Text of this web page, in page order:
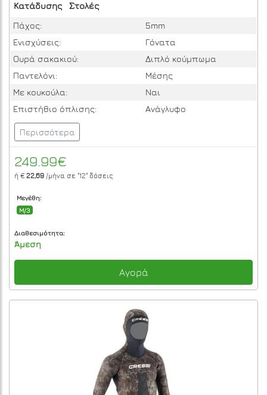
Κατάδυσης
Στολές
Πάχος:
5mm
Ενισχύσεις:
Γόνατα
Ουρά σακακιού:
Διπλό κούμπωμα
Παντελόνι:
Μέσης
Με κουκούλα:
Ναι
Επιστήθιο όπλισης:
Ανάγλυφο
Περισσότερα
249.99€
ή € 22,69 /μήνα σε "12" δόσεις
Μεγέθη:
M/3
Διαθεσιμότητα:
Άμεση
Αγορά